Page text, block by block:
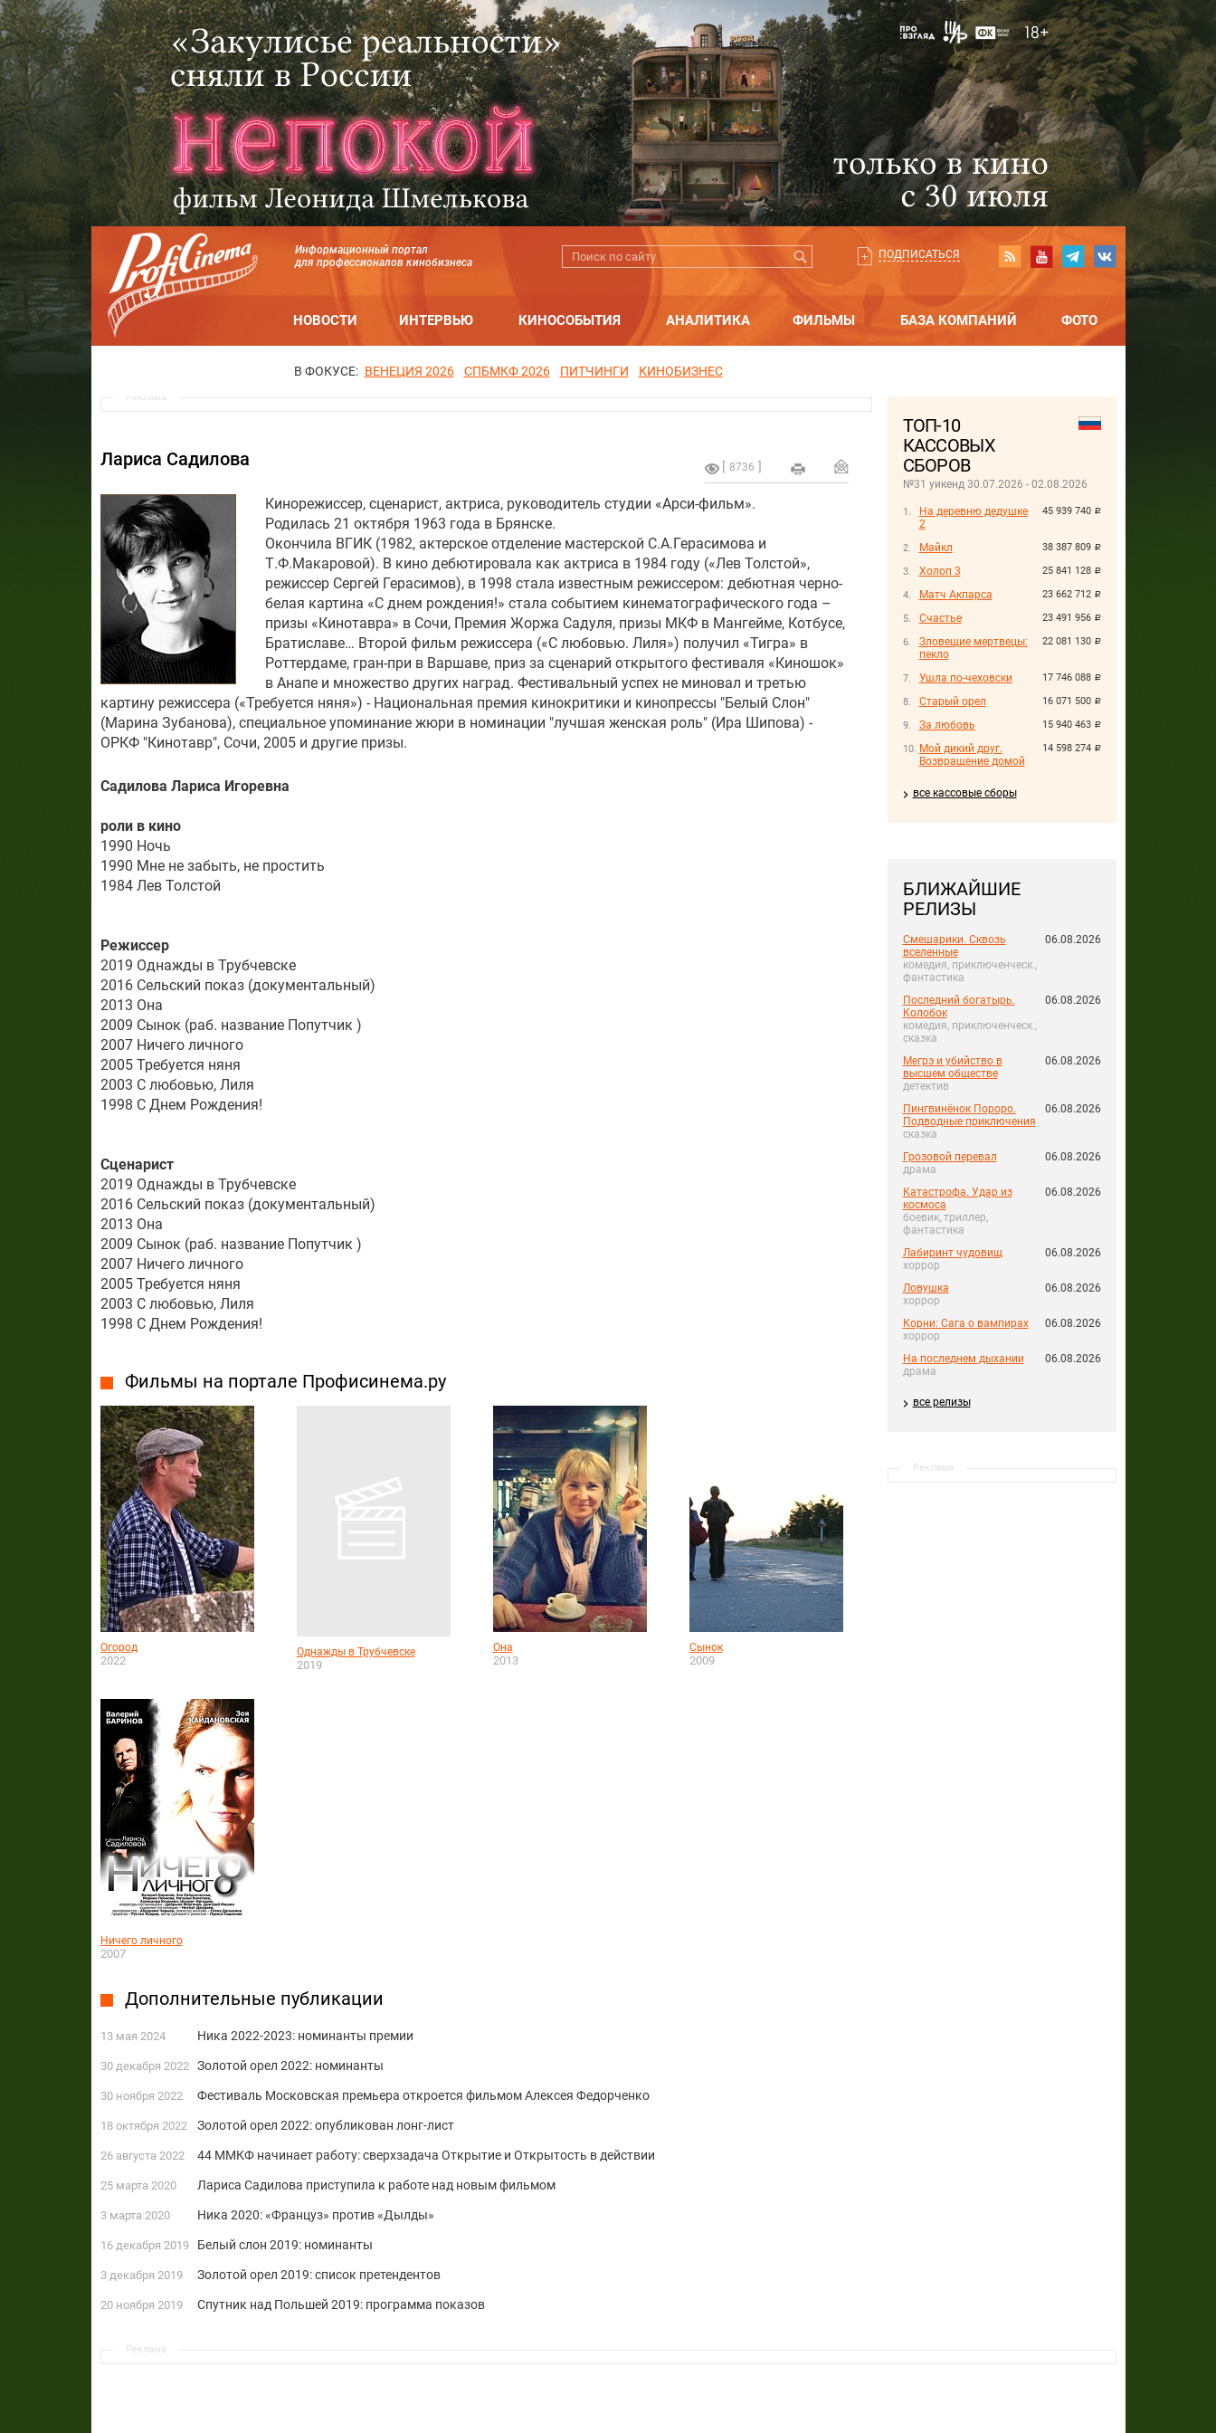
Информационный портал
для профессионалов кинобизнеса
ПОДПИСАТЬСЯ
НОВОСТИ ИНТЕРВЬЮ КИНОСОБЫТИЯ АНАЛИТИКА ФИЛЬМЫ БАЗА КОМПАНИЙ ФОТО
В ФОКУСЕ: ВЕНЕЦИЯ 2026 СПБМКФ 2026 ПИТЧИНГИ КИНОБИЗНЕС
ТОП-10
КАССОВЫХ
СБОРОВ
№31 уикенд 30.07.2026 - 02.08.2026
45 939 740 руб.
На деревню дедушке
2
38 387 809 руб.
Майкл
25 841 128 руб.
Холоп 3
23 662 712 руб.
Матч Акпарса
23 491 956 руб.
Счастье
22 081 130 руб.
Зловещие мертвецы:
пекло
17 746 088 руб.
Ушла по-чеховски
16 071 500 руб.
Старый орел
15 940 463 руб.
За любовь
14 598 274 руб.
Мой дикий друг.
Возвращение домой
все кассовые сборы
БЛИЖАЙШИЕ
РЕЛИЗЫ
Смешарики. Сквозь
вселенные
комедия, приключенческ.,
фантастика
06.08.2026
Последний богатырь.
Колобок
комедия, приключенческ.,
сказка
06.08.2026
Мегрэ и убийство в
высшем обществе
детектив
06.08.2026
Пингвинёнок Пороро.
Подводные приключения
сказка
06.08.2026
Грозовой перевал
драма
06.08.2026
Катастрофа. Удар из
космоса
боевик, триллер,
фантастика
06.08.2026
Лабиринт чудовищ
хоррор
06.08.2026
Ловушка
хоррор
06.08.2026
Корни: Сага о вампирах
хоррор
06.08.2026
На последнем дыхании
драма
06.08.2026
все релизы
Реклама
Реклама
8736
Лариса Садилова
Кинорежиссер, сценарист, актриса, руководитель студии «Арси-фильм».
Родилась 21 октября 1963 года в Брянске.
Окончила ВГИК (1982, актерское отделение мастерской С.А.Герасимова и
Т.Ф.Макаровой). В кино дебютировала как актриса в 1984 году («Лев Толстой»,
режиссер Сергей Герасимов), в 1998 стала известным режиссером: дебютная черно-
белая картина «С днем рождения!» стала событием кинематографического года –
призы «Кинотавра» в Сочи, Премия Жоржа Садуля, призы МКФ в Мангейме, Котбусе,
Братиславе… Второй фильм режиссера («С любовью. Лиля») получил «Тигра» в
Роттердаме, гран-при в Варшаве, приз за сценарий открытого фестиваля «Киношок»
в Анапе и множество других наград. Фестивальный успех не миновал и третью
картину режиссера («Требуется няня») - Национальная премия кинокритики и кинопрессы "Белый Слон"
(Марина Зубанова), специальное упоминание жюри в номинации "лучшая женская роль" (Ира Шипова) -
ОРКФ "Кинотавр", Сочи, 2005 и другие призы.
Садилова Лариса Игоревна
роли в кино
1990 Ночь
1990 Мне не забыть, не простить
1984 Лев Толстой
Режиссер
2019 Однажды в Трубчевске
2016 Сельский показ (документальный)
2013 Она
2009 Сынок (раб. название Попутчик )
2007 Ничего личного
2005 Требуется няня
2003 С любовью, Лиля
1998 С Днем Рождения!
Сценарист
2019 Однажды в Трубчевске
2016 Сельский показ (документальный)
2013 Она
2009 Сынок (раб. название Попутчик )
2007 Ничего личного
2005 Требуется няня
2003 С любовью, Лиля
1998 С Днем Рождения!
Фильмы на портале Профисинема.ру
Огород
2022
Однажды в Трубчевске
2019
Она
2013
Сынок
2009
Ничего личного
2007
Дополнительные публикации
13 мая 2024 Ника 2022-2023: номинанты премии
30 декабря 2022 Золотой орел 2022: номинанты
30 ноября 2022 Фестиваль Московская премьера откроется фильмом Алексея Федорченко
18 октября 2022 Золотой орел 2022: опубликован лонг-лист
26 августа 2022 44 ММКФ начинает работу: сверхзадача Открытие и Открытость в действии
25 марта 2020 Лариса Садилова приступила к работе над новым фильмом
3 марта 2020 Ника 2020: «Француз» против «Дылды»
16 декабря 2019 Белый слон 2019: номинанты
3 декабря 2019 Золотой орел 2019: список претендентов
20 ноября 2019 Спутник над Польшей 2019: программа показов
Реклама